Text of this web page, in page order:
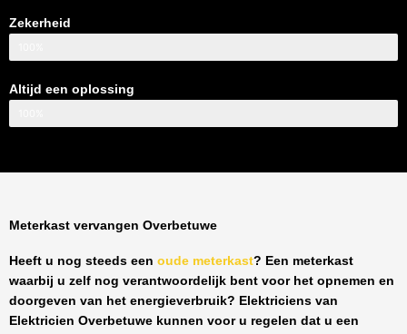
Zekerheid
Altijd een oplossing
Meterkast vervangen Overbetuwe
Heeft u nog steeds een oude meterkast? Een meterkast
waarbij u zelf nog verantwoordelijk bent voor het opnemen en
doorgeven van het energieverbruik? Elektriciens van
Elektricien Overbetuwe kunnen voor u regelen dat u een